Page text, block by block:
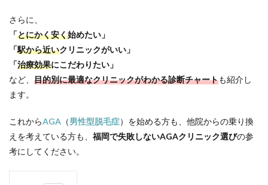
さらに、
「とにかく安く始めたい」
「駅から近いクリニックがいい」
「治療効果にこだわりたい」
など、 目的別に最適なクリニックがわかる診断チャートも紹介し
ます。
これからAGA （男性型脱毛症）を始める方も、他院からの乗り換
えを考えている方も、 福岡で失敗しないAGAクリニック選びの参
考にしてください。